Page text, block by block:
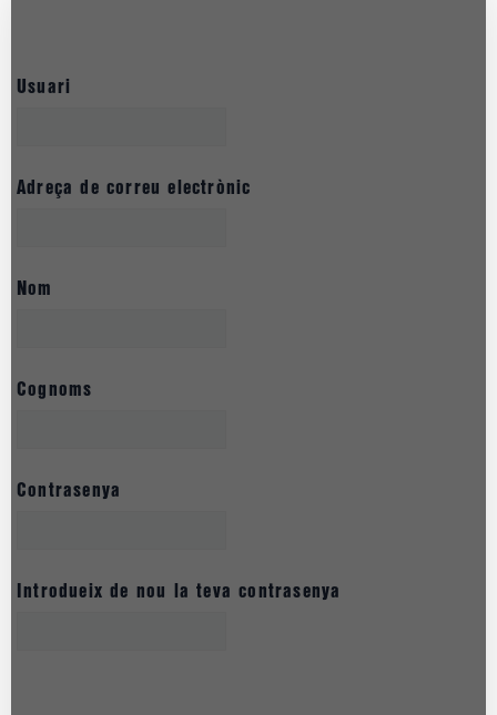
Usuari
Adreça de correu electrònic
Nom
Cognoms
Contrasenya
Introdueix de nou la teva contrasenya